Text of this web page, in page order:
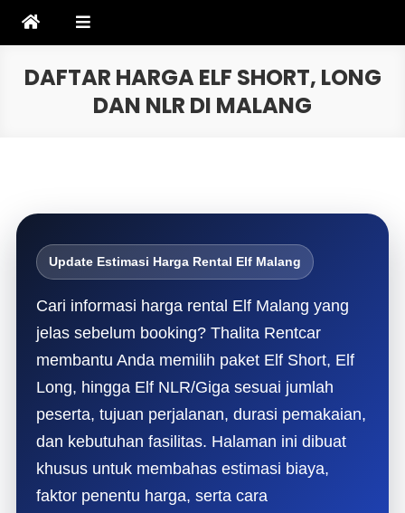
DAFTAR HARGA ELF SHORT, LONG
DAN NLR DI MALANG
Update Estimasi Harga Rental Elf Malang
Cari informasi harga rental Elf Malang yang
jelas sebelum booking? Thalita Rentcar
membantu Anda memilih paket Elf Short, Elf
Long, hingga Elf NLR/Giga sesuai jumlah
peserta, tujuan perjalanan, durasi pemakaian,
dan kebutuhan fasilitas. Halaman ini dibuat
khusus untuk membahas estimasi biaya,
faktor penentu harga, serta cara